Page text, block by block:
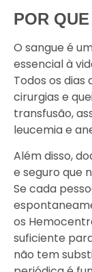
POR
O sangue é
essencial à
Todos os
cirurgias e
transfusão,
leucemia e
Além disso,
e seguro que
Se cada
os
suficiente
não tem